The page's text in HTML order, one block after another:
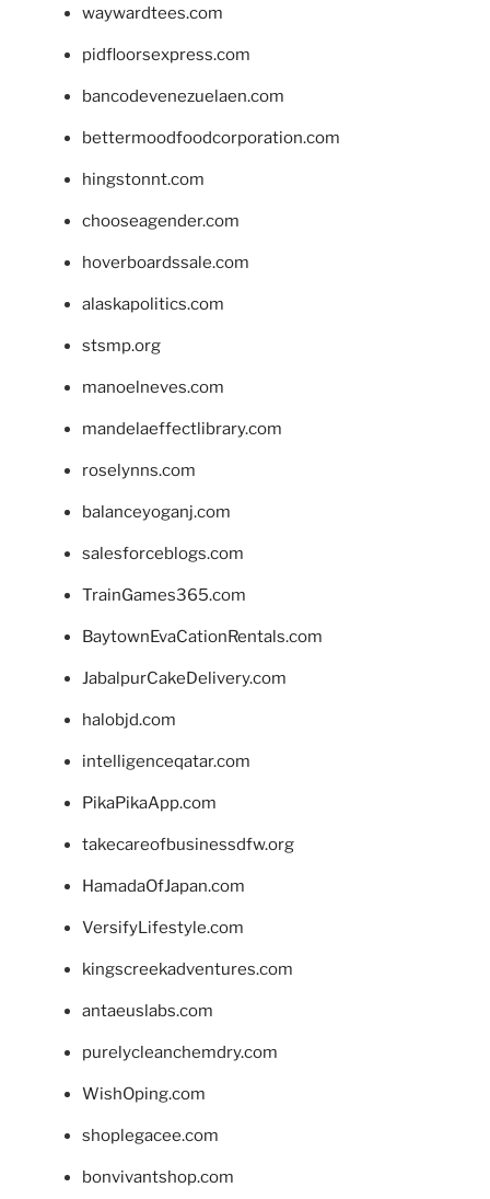
waywardtees.com
pidfloorsexpress.com
bancodevenezuelaen.com
bettermoodfoodcorporation.com
hingstonnt.com
chooseagender.com
hoverboardssale.com
alaskapolitics.com
stsmp.org
manoelneves.com
mandelaeffectlibrary.com
roselynns.com
balanceyoganj.com
salesforceblogs.com
TrainGames365.com
BaytownEvaCationRentals.com
JabalpurCakeDelivery.com
halobjd.com
intelligenceqatar.com
PikaPikaApp.com
takecareofbusinessdfw.org
HamadaOfJapan.com
VersifyLifestyle.com
kingscreekadventures.com
antaeuslabs.com
purelycleanchemdry.com
WishOping.com
shoplegacee.com
bonvivantshop.com